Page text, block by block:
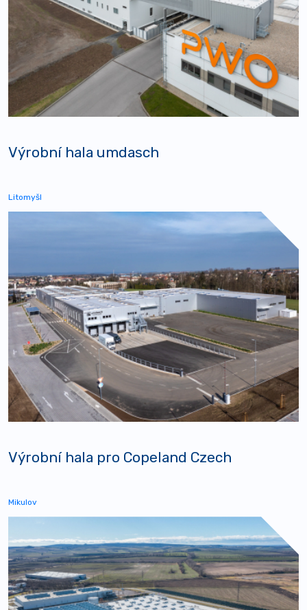
Výrobní hala umdasch
Litomyšl
Výrobní hala pro Copeland Czech
Mikulov